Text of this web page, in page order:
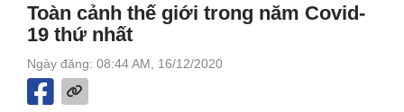
Toàn cảnh thế giới trong năm Covid-
19 thứ nhất
Ngày đăng: 08:44 AM, 16/12/2020